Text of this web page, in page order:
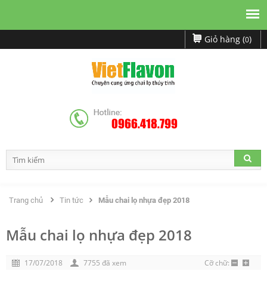
Giỏ hàng (0)
0966.418.799
Trang chủ Tin tức Mẫu chai lọ nhựa đẹp 2018
Mẫu chai lọ nhựa đẹp 2018
17/07/2018 7755 đã xem Cỡ chữ: